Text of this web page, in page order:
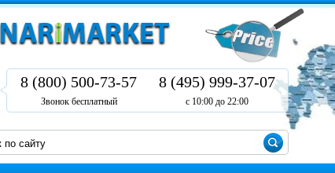
8 (800) 500-73-57
Звонок бесплатный
8 (495) 999-37-07
с 10:00 до 22:00